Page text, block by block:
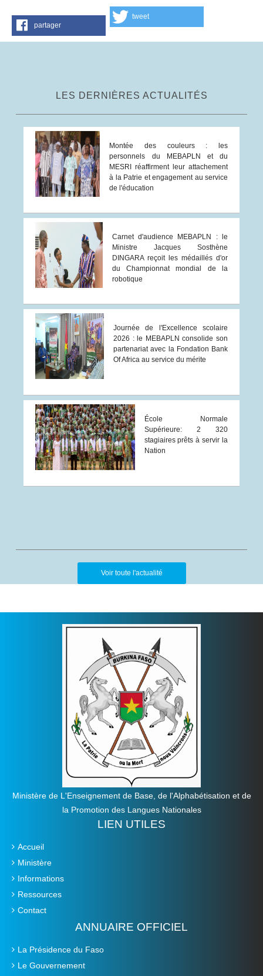
partager
tweet
LES DERNIÈRES ACTUALITÉS
Montée des couleurs : les
personnels du MEBAPLN et du
MESRI réaffirment leur attachement
à la Patrie et engagement au service
de l'éducation
Carnet d'audience MEBAPLN : le
Ministre Jacques Sosthène
DINGARA reçoit les médaillés d'or
du Championnat mondial de la
robotique
Journée de l'Excellence scolaire
2026 : le MEBAPLN consolide son
partenariat avec la Fondation Bank
Of Africa au service du mérite
École Normale
Supérieure: 2 320
stagiaires prêts à servir la
Nation
Voir toute l'actualité
Ministère de L'Enseignement de Base, de l'Alphabétisation et de
la Promotion des Langues Nationales
LIEN UTILES
Accueil
Ministère
Informations
Ressources
Contact
ANNUAIRE OFFICIEL
La Présidence du Faso
Le Gouvernement